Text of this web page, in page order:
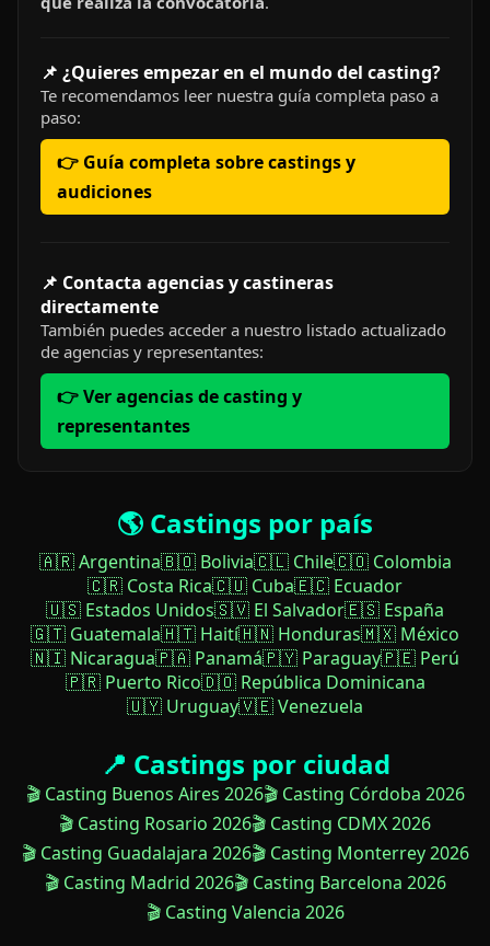
📌 ¿Quieres empezar en el mundo del casting?
Te recomendamos leer nuestra guía completa paso a
paso:
👉 Guía completa sobre castings y
audiciones
📌 Contacta agencias y castineras
directamente
También puedes acceder a nuestro listado actualizado
de agencias y representantes:
👉 Ver agencias de casting y
representantes
🌎 Castings por país
🇦🇷 Argentina🇧🇴 Bolivia🇨🇱 Chile🇨🇴 Colombia
🇨🇷 Costa Rica🇨🇺 Cuba🇪🇨 Ecuador
🇺🇸 Estados Unidos🇸🇻 El Salvador🇪🇸 España
🇬🇹 Guatemala🇭🇹 Haití🇭🇳 Honduras🇲🇽 México
🇳🇮 Nicaragua🇵🇦 Panamá🇵🇾 Paraguay🇵🇪 Perú
🇵🇷 Puerto Rico🇩🇴 República Dominicana
🇺🇾 Uruguay🇻🇪 Venezuela
📍 Castings por ciudad
🎬 Casting Buenos Aires 2026🎬 Casting Córdoba 2026
🎬 Casting Rosario 2026🎬 Casting CDMX 2026
🎬 Casting Guadalajara 2026🎬 Casting Monterrey 2026
🎬 Casting Madrid 2026🎬 Casting Barcelona 2026
🎬 Casting Valencia 2026